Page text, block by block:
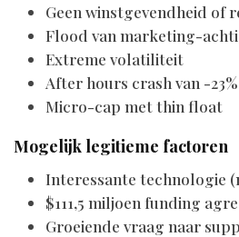
Geen winstgevendheid of
Flood van marketing-
Extreme volatiliteit
After hours crash van -23%
Micro-cap met thin float
Mogelijk legitieme factoren
Interessante technologie
$111,5 miljoen funding
Groeiende vraag naar